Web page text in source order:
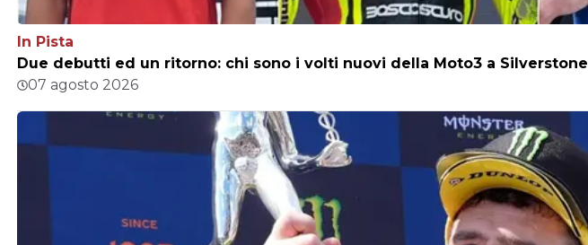
In Pista
Due debutti ed un ritorno: chi sono i volti nuovi della Moto3 a Silverstone
07 agosto 2026